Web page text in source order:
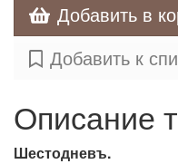
Добавить в
Добавить к
Описание
Шестодневъ.